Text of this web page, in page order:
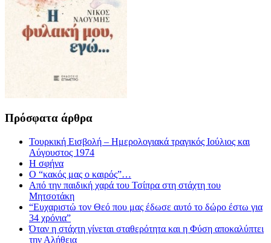
Πρόσφατα άρθρα
Τουρκική Εισβολή – Ημερολογιακά τραγικός Ιούλιος και
Αύγουστος 1974
Η σφήνα
Ο “κακός μας ο καιρός”…
Από την παιδική χαρά του Τσίπρα στη στάχτη του
Μητσοτάκη
“Ευχαριστώ τον Θεό που μας έδωσε αυτό το δώρο έστω για
34 χρόνια”
Όταν η στάχτη γίνεται σταθερότητα και η Φύση αποκαλύπτει
την Αλήθεια